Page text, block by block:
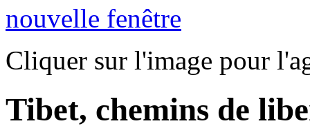
Cliquer sur l'image pour
Tibet, chemins de